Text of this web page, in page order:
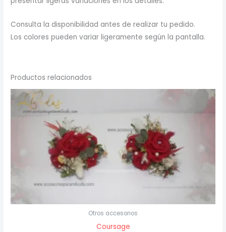
Consulta la disponibilidad antes de realizar tu pedido.
Los colores pueden variar ligeramente según la pantalla.
Productos relacionados
Otros accesorios
Coursage